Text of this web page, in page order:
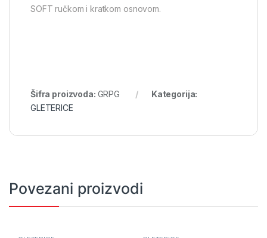
SOFT ručkom i kratkom osnovom.
Šifra proizvoda: GRPG
Kategorija:
GLETERICE
Povezani proizvodi